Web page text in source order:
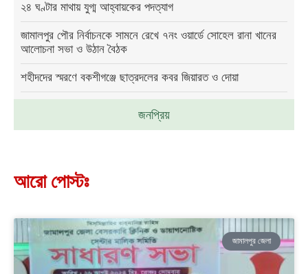
জনপ্রিয়
২৪ ঘণ্টার মাথায় যুগ্ম আহ্বায়কের পদত্যাগ
জামালপুর পৌর নির্বাচনকে সামনে রেখে ৭নং ওয়ার্ডে সোহেল রানা খানের
আলোচনা সভা ও উঠান বৈঠক
শহীদদের স্মরণে বকশীগঞ্জে ছাত্রদলের কবর জিয়ারত ও দোয়া
আরো পোস্টঃ
জামালপুর জেলা